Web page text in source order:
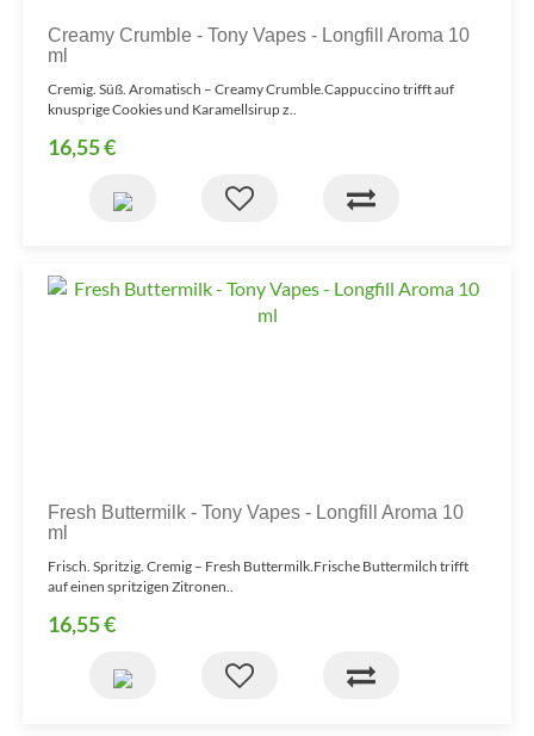
Creamy Crumble - Tony Vapes - Longfill Aroma 10
ml
Cremig. Süß. Aromatisch – Creamy Crumble.Cappuccino trifft auf
knusprige Cookies und Karamellsirup z..
16,55 €
Fresh Buttermilk - Tony Vapes - Longfill Aroma 10
ml
Frisch. Spritzig. Cremig – Fresh Buttermilk.Frische Buttermilch trifft
auf einen spritzigen Zitronen..
16,55 €